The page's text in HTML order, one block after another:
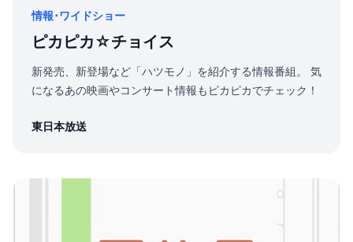
情報･ワイドショー
ピカピカ☆チョイス
新発売、新登場など「ハツモノ」を紹介する情報番組。 気
になるあの映画やコンサート情報もピカピカでチェック！
東日本放送